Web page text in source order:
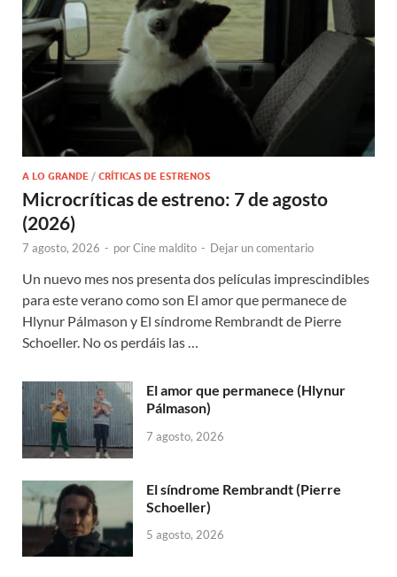
A LO GRANDE / CRÍTICAS DE ESTRENOS
Microcríticas de estreno: 7 de agosto
(2026)
7 agosto, 2026 - porCine maldito - Dejar un comentario
Un nuevo mes nos presenta dos películas imprescindibles
para este verano como son El amor que permanece de
Hlynur Pálmason y El síndrome Rembrandt de Pierre
Schoeller. No os perdáis las …
El amor que permanece (Hlynur
Pálmason)
7 agosto, 2026
El síndrome Rembrandt (Pierre
Schoeller)
5 agosto, 2026